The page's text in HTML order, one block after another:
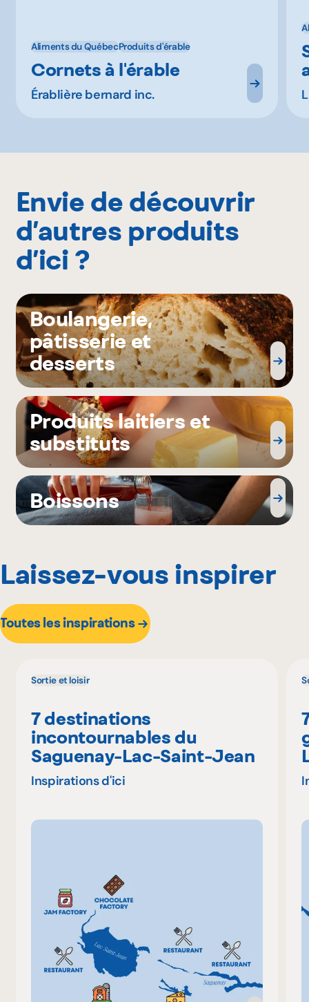
Aliments du QuébecProduits d'érable
Cornets à l'érable
Érablière bernard inc.
Envie de découvrir
d’autres produits
d’ici ?
Boulangerie,
pâtisserie et
desserts
Produits laitiers et
substituts
Boissons
Laissez-vous inspirer
Toutes les inspirations
Sortie et loisir
7 destinations
incontournables du
Saguenay-Lac-Saint-Jean
Inspirations d'ici